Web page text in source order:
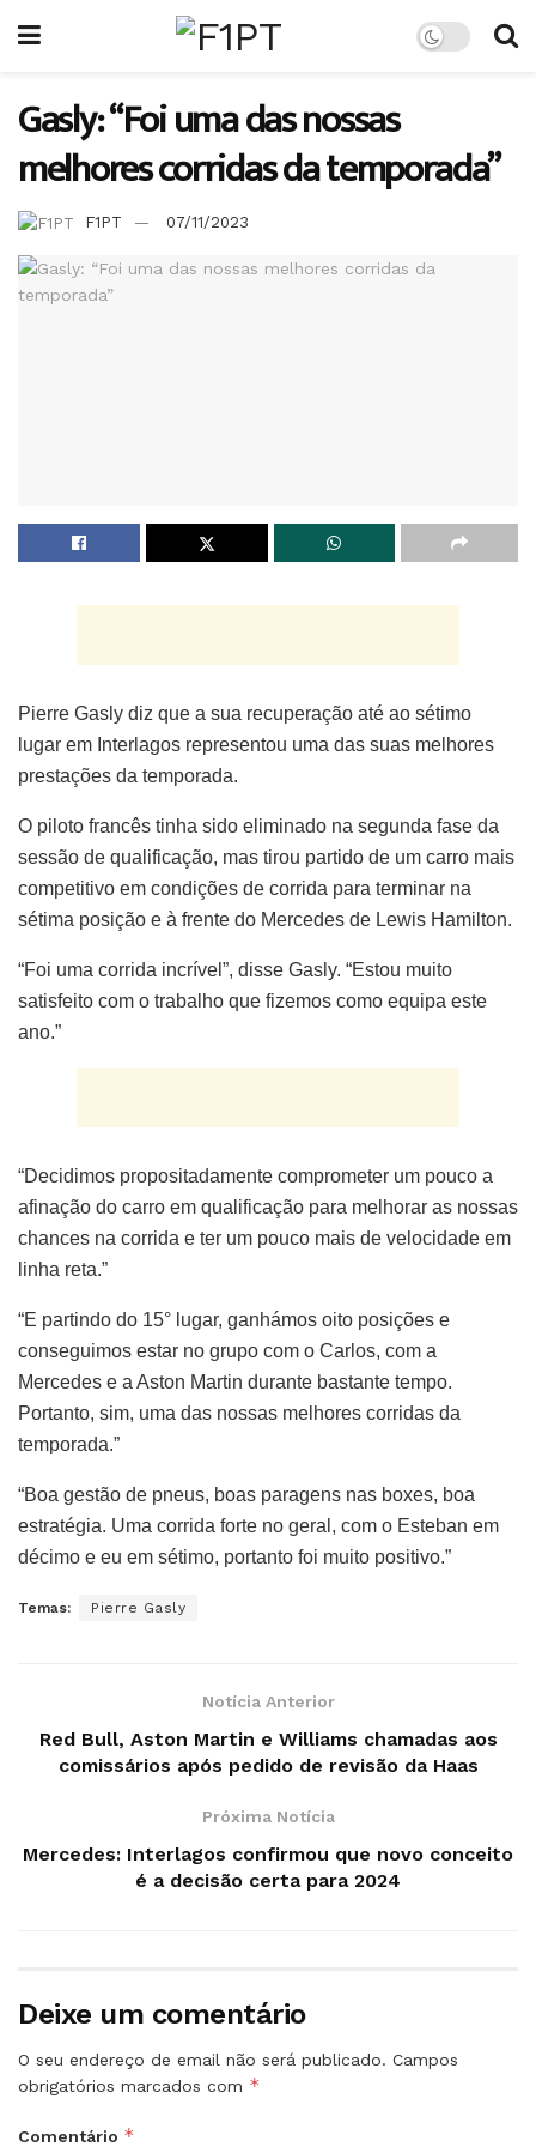
Gasly: “Foi uma das nossas
melhores corridas da temporada”
F1PT 07/11/2023
Pierre Gasly diz que a sua recuperação até ao sétimo
lugar em Interlagos representou uma das suas melhores
prestações da temporada.
O piloto francês tinha sido eliminado na segunda fase da
sessão de qualificação, mas tirou partido de um carro mais
competitivo em condições de corrida para terminar na
sétima posição e à frente do Mercedes de Lewis Hamilton.
“Foi uma corrida incrível”, disse Gasly. “Estou muito
satisfeito com o trabalho que fizemos como equipa este
ano.”
“Decidimos propositadamente comprometer um pouco a
afinação do carro em qualificação para melhorar as nossas
chances na corrida e ter um pouco mais de velocidade em
linha reta.”
“E partindo do 15° lugar, ganhámos oito posições e
conseguimos estar no grupo com o Carlos, com a
Mercedes e a Aston Martin durante bastante tempo.
Portanto, sim, uma das nossas melhores corridas da
temporada.”
“Boa gestão de pneus, boas paragens nas boxes, boa
estratégia. Uma corrida forte no geral, com o Esteban em
décimo e eu em sétimo, portanto foi muito positivo.”
Temas: Pierre Gasly
Notícia Anterior
Red Bull, Aston Martin e Williams chamadas aos
comissários após pedido de revisão da Haas
Próxima Notícia
Mercedes: Interlagos confirmou que novo conceito
é a decisão certa para 2024
Deixe um comentário
O seu endereço de email não será publicado. Campos
obrigatórios marcados com *
Comentário *